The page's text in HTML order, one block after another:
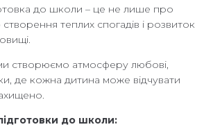
до школи – це не лише про
теплих спогадів і розвиток
створюємо атмосферу любові,
де кожна дитина може відчувати
до школи: